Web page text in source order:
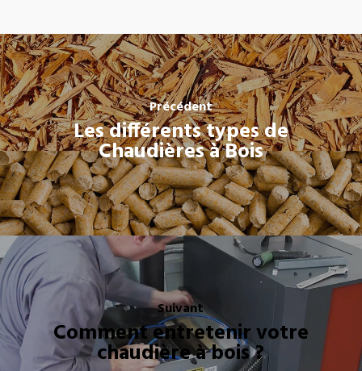
Précédent
Les différents types de
Chaudières à Bois
Suivant
Comment entretenir votre
chaudière à bois ?